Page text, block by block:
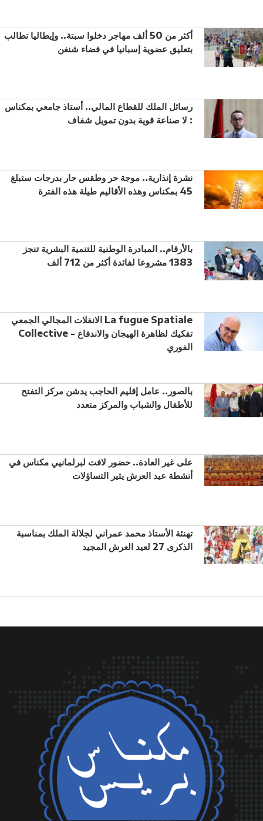
أكثر من 50 ألف مهاجر دخلوا سبتة.. وإيطاليا تطالب
بتعليق عضوية إسبانيا في فضاء شنغن
رسائل الملك للقطاع المالي.. أستاذ جامعي بمكناس
: لا صناعة قوية بدون تمويل شفاف
نشرة إنذارية.. موجة حر وطقس حار بدرجات ستبلغ
45 بمكناس وهذه الأقاليم طيلة هذه الفترة
بالأرقام.. المبادرة الوطنية للتنمية البشرية تنجز
1383 مشروعا لفائدة أكثر من 712 ألف
الانفلات المجالي الجمعي La fugue Spatiale
Collective - تفكيك لظاهرة الهيجان والاندفاع
الفوري
بالصور.. عامل إقليم الحاجب يدشن مركز التفتح
للأطفال والشباب والمركز متعدد
على غير العادة.. حضور لافت لبرلمانيي مكناس في
أنشطة عيد العرش يثير التساؤلات
تهنئة الأستاذ محمد عمراني لجلالة الملك بمناسبة
الذكرى 27 لعيد العرش المجيد